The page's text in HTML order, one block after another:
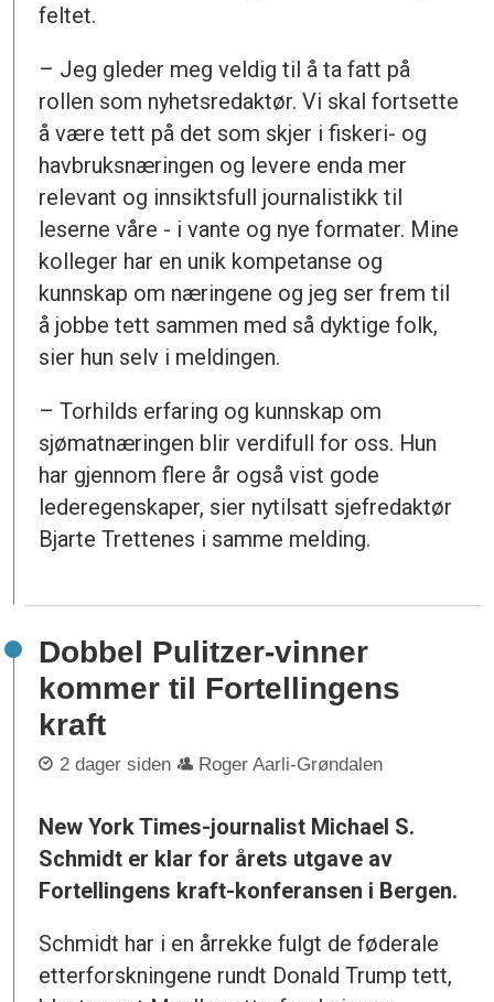
feltet.
– Jeg gleder meg veldig til å ta fatt på
rollen som nyhetsredaktør. Vi skal fortsette
å være tett på det som skjer i fiskeri- og
havbruksnæringen og levere enda mer
relevant og innsiktsfull journalistikk til
leserne våre - i vante og nye formater. Mine
kolleger har en unik kompetanse og
kunnskap om næringene og jeg ser frem til
å jobbe tett sammen med så dyktige folk,
sier hun selv i meldingen.
– Torhilds erfaring og kunnskap om
sjømatnæringen blir verdifull for oss. Hun
har gjennom flere år også vist gode
lederegenskaper, sier nytilsatt sjefredaktør
Bjarte Trettenes i samme melding.
Dobbel Pulitzer-vinner
kommer til Fortellingens
kraft
2 dager siden Roger Aarli-Grøndalen
New York Times-journalist Michael S.
Schmidt er klar for årets utgave av
Fortellingens kraft-konferansen i Bergen.
Schmidt har i en årrekke fulgt de føderale
etterforskningene rundt Donald Trump tett,